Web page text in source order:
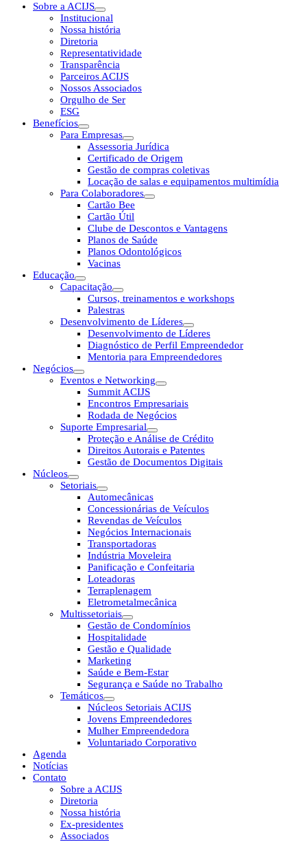
Sobre a ACIJS
Institucional
Nossa história
Diretoria
Representatividade
Transparência
Parceiros ACIJS
Nossos Associados
Orgulho de Ser
ESG
Benefícios
Para Empresas
Assessoria Jurídica
Certificado de Origem
Gestão de compras coletivas
Locação de salas e equipamentos multimídia
Para Colaboradores
Cartão Bee
Cartão Útil
Clube de Descontos e Vantagens
Planos de Saúde
Planos Odontológicos
Vacinas
Educação
Capacitação
Cursos, treinamentos e workshops
Palestras
Desenvolvimento de Líderes
Desenvolvimento de Líderes
Diagnóstico de Perfil Empreendedor
Mentoria para Empreendedores
Negócios
Eventos e Networking
Summit ACIJS
Encontros Empresariais
Rodada de Negócios
Suporte Empresarial
Proteção e Análise de Crédito
Direitos Autorais e Patentes
Gestão de Documentos Digitais
Núcleos
Setoriais
Automecânicas
Concessionárias de Veículos
Revendas de Veículos
Negócios Internacionais
Transportadoras
Indústria Moveleira
Panificação e Confeitaria
Loteadoras
Terraplenagem
Eletrometalmecânica
Multissetoriais
Gestão de Condomínios
Hospitalidade
Gestão e Qualidade
Marketing
Saúde e Bem-Estar
Segurança e Saúde no Trabalho
Temáticos
Núcleos Setoriais ACIJS
Jovens Empreendedores
Mulher Empreendedora
Voluntariado Corporativo
Agenda
Notícias
Contato
Sobre a ACIJS
Diretoria
Nossa história
Ex-presidentes
Associados